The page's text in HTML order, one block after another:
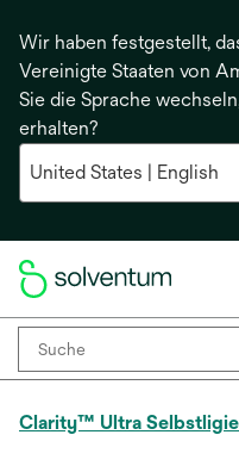
Wir haben festgestellt,
Vereinigte Staaten von
Sie die Sprache
erhalten?
Clarity™ Ultra